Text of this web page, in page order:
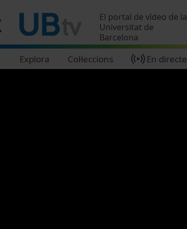
El portal de vídeo de la
Universitat de
Barcelona
Explora Col·leccions En directe